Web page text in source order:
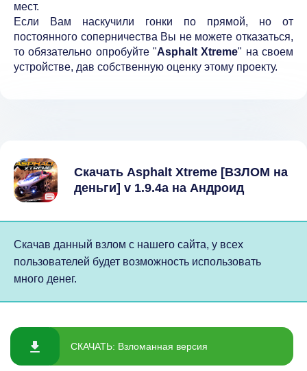
мест.
Если Вам наскучили гонки по прямой, но от
постоянного соперничества Вы не можете отказаться,
то обязательно опробуйте "Asphalt Xtreme" на своем
устройстве, дав собственную оценку этому проекту.
Скачать Asphalt Xtreme [ВЗЛОМ на
деньги] v 1.9.4a на Андроид
Скачав данный взлом с нашего сайта, у всех
пользователей будет возможность использовать
много денег.
СКАЧАТЬ: Взломанная версия